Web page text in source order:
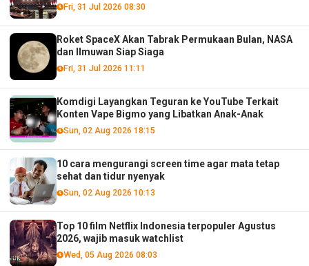
Fri, 31 Jul 2026 08:30
Roket SpaceX Akan Tabrak Permukaan Bulan, NASA
dan Ilmuwan Siap Siaga
Fri, 31 Jul 2026 11:11
Komdigi Layangkan Teguran ke YouTube Terkait
Konten Vape Bigmo yang Libatkan Anak-Anak
Sun, 02 Aug 2026 18:15
10 cara mengurangi screen time agar mata tetap
sehat dan tidur nyenyak
Sun, 02 Aug 2026 10:13
Top 10 film Netflix Indonesia terpopuler Agustus
2026, wajib masuk watchlist
Wed, 05 Aug 2026 08:03